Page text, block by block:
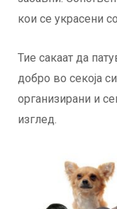
кои се украсени
Тие сакаат да
добро во секоја
организирани и
изглед.